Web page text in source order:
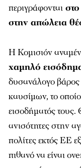
περιγράφονται
στην απώλεια
Η Κομισιόν
χαμηλό
δυσανάλογο βάρος
καυσίμων, το
εισοδήματός τους.
ανισότητες στην
πολίτες εκτός ΕΕ
πιθανό να είναι